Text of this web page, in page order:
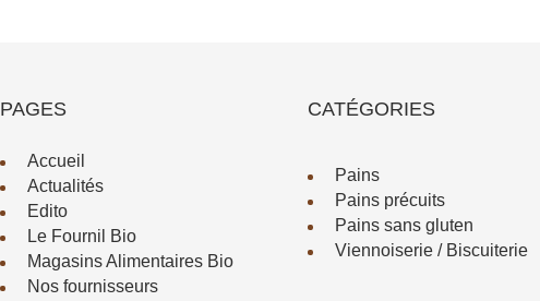
PAGES
Accueil
Actualités
Edito
Le Fournil Bio
Magasins Alimentaires Bio
Nos fournisseurs
CATÉGORIES
Pains
Pains précuits
Pains sans gluten
Viennoiserie / Biscuiterie